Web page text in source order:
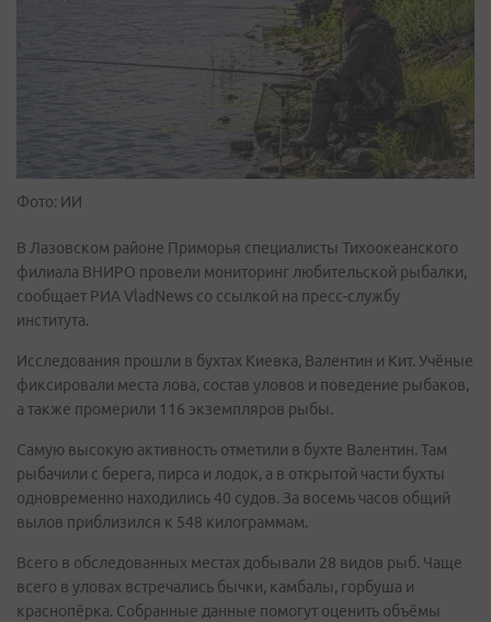
Фото: ИИ
В Лазовском районе Приморья специалисты Тихоокеанского
филиала ВНИРО провели мониторинг любительской рыбалки,
сообщает РИА VladNews со ссылкой на пресс-службу
института.
Исследования прошли в бухтах Киевка, Валентин и Кит. Учёные
фиксировали места лова, состав уловов и поведение рыбаков,
а также промерили 116 экземпляров рыбы.
Самую высокую активность отметили в бухте Валентин. Там
рыбачили с берега, пирса и лодок, а в открытой части бухты
одновременно находились 40 судов. За восемь часов общий
вылов приблизился к 548 килограммам.
Всего в обследованных местах добывали 28 видов рыб. Чаще
всего в уловах встречались бычки, камбалы, горбуша и
краснопёрка. Собранные данные помогут оценить объёмы